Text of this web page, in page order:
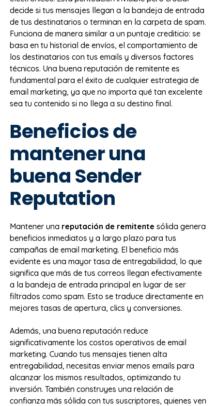
decide si tus mensajes llegan a la bandeja de entrada
de tus destinatarios o terminan en la carpeta de spam.
Funciona de manera similar a un puntaje crediticio: se
basa en tu historial de envíos, el comportamiento de
los destinatarios con tus emails y diversos factores
técnicos. Una buena reputación de remitente es
fundamental para el éxito de cualquier estrategia de
email marketing, ya que no importa qué tan excelente
sea tu contenido si no llega a su destino final.
Beneficios de
mantener una
buena Sender
Reputation
Mantener una reputación de remitente sólida genera
beneficios inmediatos y a largo plazo para tus
campañas de email marketing. El beneficio más
evidente es una mayor tasa de entregabilidad, lo que
significa que más de tus correos llegan efectivamente
a la bandeja de entrada principal en lugar de ser
filtrados como spam. Esto se traduce directamente en
mejores tasas de apertura, clics y conversiones.
Además, una buena reputación reduce
significativamente los costos operativos de email
marketing. Cuando tus mensajes tienen alta
entregabilidad, necesitas enviar menos emails para
alcanzar los mismos resultados, optimizando tu
inversión. También construyes una relación de
confianza más sólida con tus suscriptores, quienes ven